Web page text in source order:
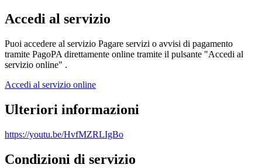
Accedi al servizio
Puoi accedere al servizio Pagare servizi o avvisi di pagamento
tramite PagoPA direttamente online tramite il pulsante "Accedi al
servizio online" .
Accedi al servizio online
Ulteriori informazioni
https://youtu.be/HvfMZRLIgBo
Condizioni di servizio